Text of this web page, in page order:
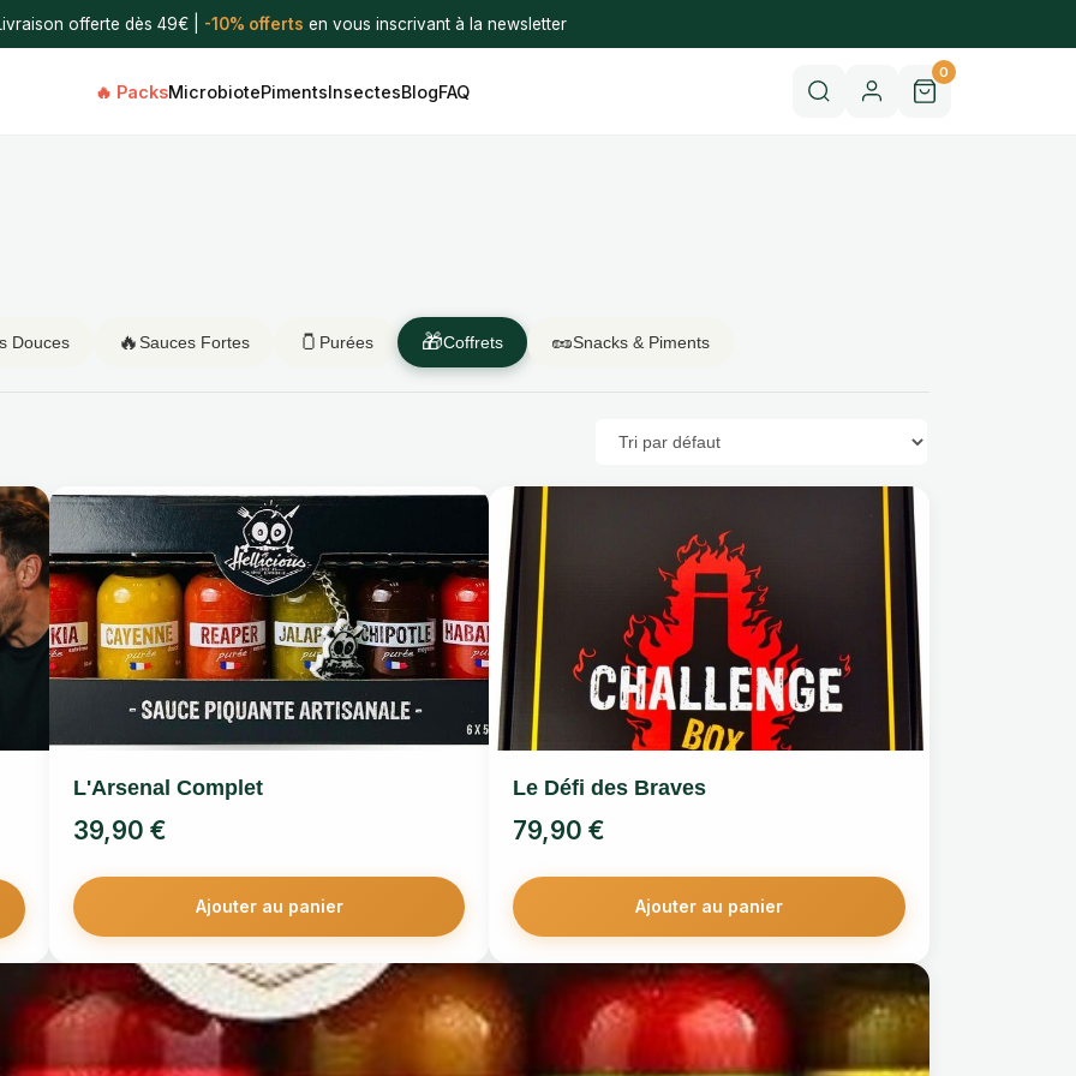
offerte dès 49€ | -10% offerts en vous inscrivant à la newsletter
🔥 PacksMicrobiotePimentsInsectesBlogFAQ
0
Douces 🔥 Sauces Fortes 🫙 Purées 🎁Coffrets 🥜Snacks & Piments
L'Arsenal Complet
39,90 €
Ajouter au panier
Le Défi des Braves
79,90€
Ajouter au panier